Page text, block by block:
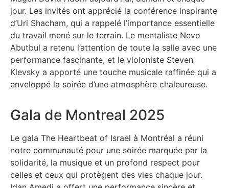
jour. Les invités ont apprécié la conférence inspirante
d’Uri Shacham, qui a rappelé l’importance essentielle
du travail mené sur le terrain. Le mentaliste Nevo
Abutbul a retenu l’attention de toute la salle avec une
performance fascinante, et le violoniste Steven
Klevsky a apporté une touche musicale raffinée qui a
enveloppé la soirée d’une atmosphère chaleureuse.
Gala de Montreal 2025
Le gala The Heartbeat of Israel à Montréal a réuni
notre communauté pour une soirée marquée par la
solidarité, la musique et un profond respect pour
celles et ceux qui protègent des vies chaque jour.